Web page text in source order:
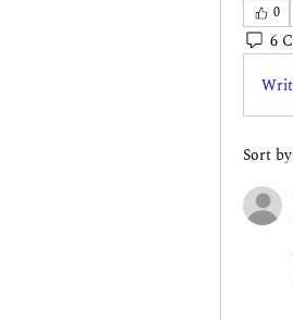
0
6
Sort